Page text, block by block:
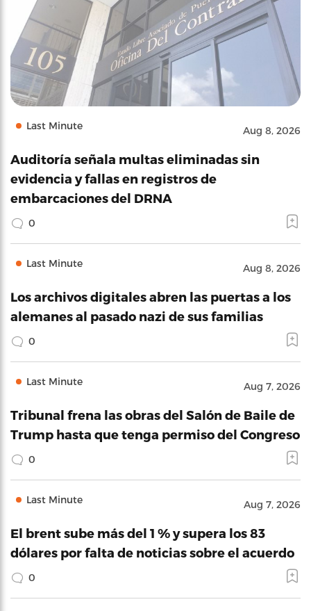
Last Minute Aug 8, 2026
Auditoría señala multas eliminadas sin
evidencia y fallas en registros de
embarcaciones del DRNA
0
Last Minute Aug 8, 2026
Los archivos digitales abren las puertas a los
alemanes al pasado nazi de sus familias
0
Last Minute Aug 7, 2026
Tribunal frena las obras del Salón de Baile de
Trump hasta que tenga permiso del Congreso
0
Last Minute Aug 7, 2026
El brent sube más del 1 % y supera los 83
dólares por falta de noticias sobre el acuerdo
0